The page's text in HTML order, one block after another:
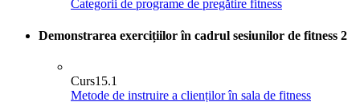
Categorii de programe de pregătire fitness
Demonstrarea exercițiilor în cadrul sesiunilor de fitness 2
Curs15.1
Metode de instruire a clienților în sala de fitness